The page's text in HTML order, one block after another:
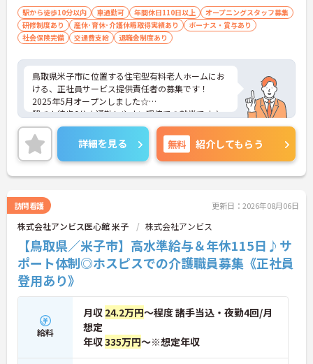
駅から徒歩10分以内 車通勤可 年間休日110日以上
オープニングスタッフ募集
研修制度あり
産休･育休･介護休暇取得実績あり
ボーナス・賞与あり
社会保険完備
交通費支給 退職金制度あり
鳥取県米子市に位置する住宅型有料老人ホームにお
ける、正社員サービス提供責任者の募集です！
2025年5月オープンしました☆
駅チカ徒歩6分☆通勤しやすい環境での就業です♪
ご興味ある方には、面接対策ポイントなど、さらに
詳細をお話しいたしますのでお気軽にご相談くださ
い。
詳細を見る 無料 紹介してもらう
訪問看護 更新日：2026年08月06日
株式会社アンビス医心館 米子 株式会社アンビス
【鳥取県／米子市】高水準給与＆年休115日♪サ
ポート体制◎ホスピスでの介護職員募集《正社員
登用あり》
給料
月収 24.2万円～程度 諸手当込・夜勤4回/月
想定
年収335万円～※想定年収